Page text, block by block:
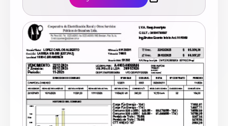
Швеция 8
Шри-Ланка
Эквадор 7
Эстония 26
ЮАР
Ямайка 1
Япония 2